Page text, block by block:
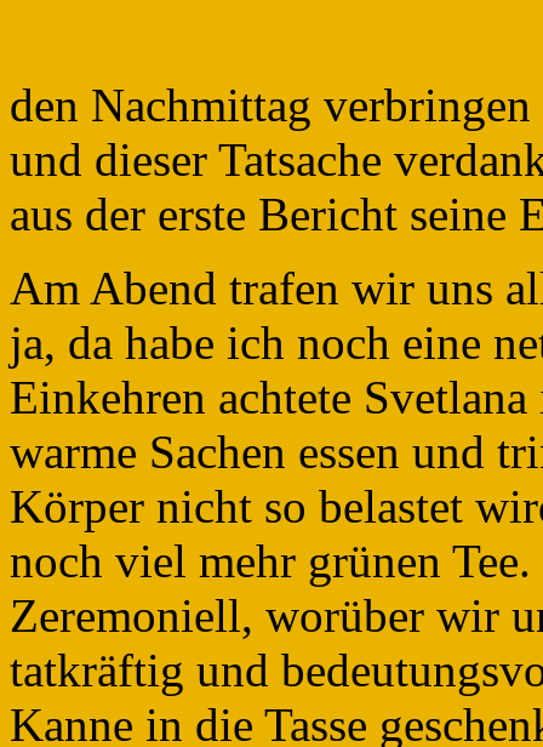
den Nachmittag
und dieser Tatsache
aus der erste Bericht seine
Am Abend trafen wir uns
ja, da habe ich noch eine
Einkehren achtete
warme Sachen essen und
Körper nicht so belastet
noch viel mehr grünen
Zeremoniell, worüber wir
tatkräftig und
Kanne in die Tasse